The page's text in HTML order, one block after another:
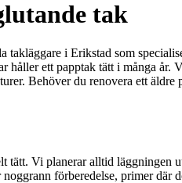
tak
i Erikstad som
ett papptak tätt i många år.
Behöver du renovera ett äldre
tätt. Vi planerar alltid läggningen
förberedelse, primer där